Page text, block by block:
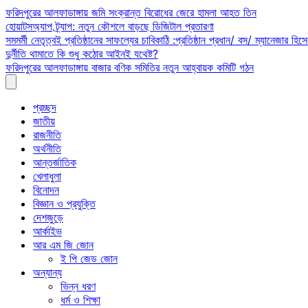
Skip
to
content
ফরিদপুরের আলফাডাঙ্গায় জমি সংক্রান্ত বিরোধের জেরে হামলা আহত তিন
হোয়াটসঅ্যাপ ট্র্যাপ: নতুন কৌশলে বাড়ছে ডিজিটাল প্রতারণা
সমমর্মী নেতৃত্বই প্রতিষ্ঠানের সাফল্যের চাবিকাঠি :প্রতিষ্ঠান প্রধান/ বস/ ম্যানেজার
দুর্নীতি থামাতে কি শুধু কঠোর আইনই যথেষ্ট?
ফরিদপুরের আলফাডাঙ্গায় বাজার বণিক সমিতির নতুন আহ্বায়ক কমিটি গঠন
প্রচ্ছদ
জাতীয়
রাজনীতি
অর্থনীতি
আন্তর্জাতিক
খেলাধুলা
বিনোদন
বিজ্ঞান ও প্রযুক্তি
দেশজুড়ে
আর্কাইভ
আর এম জি জোন
ই পি জেড জোন
অন্যান্য
ভিন্ন ধরণ
ধর্ম ও শিক্ষা